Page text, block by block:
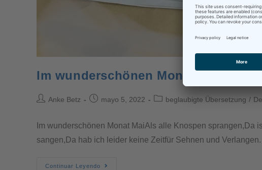
Im wunderschönen Monat Mai
Anke Betz mayo 5, 2022 beglaubigte Übersetzung /
Im wunderschönen Monat MaiAls alle Knospen
sangen,Da hab ich leider keine Zeitfür Sehnen und
Continuar Leyendo